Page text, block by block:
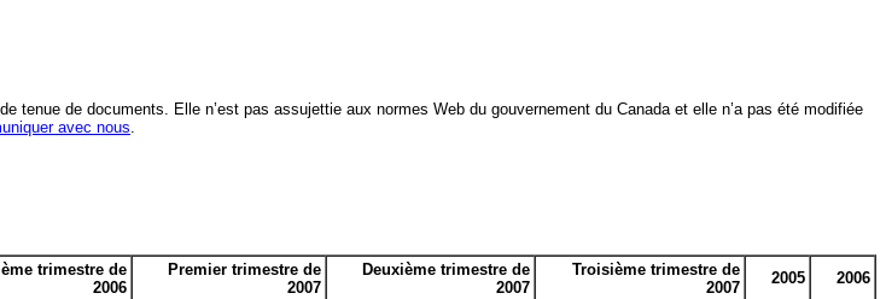
tenue de documents. Elle n’est pas assujettie aux normes Web du gouvernement du Canada et elle n’a pas été modifiée
avec nous
trimestre de
2006
Premier trimestre de
2007
Deuxième trimestre de
2007
Troisième trimestre de
2007
2005 2006